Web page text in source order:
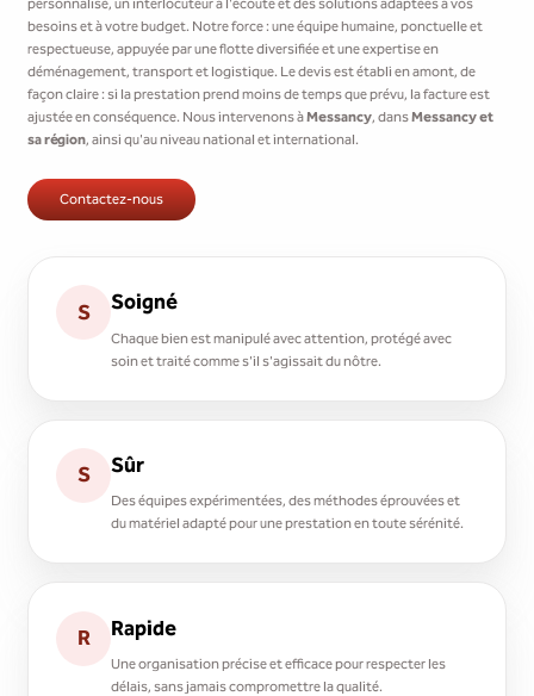
personnalisé, un interlocuteur à l'écoute et des solutions adaptées à vos
besoins et à votre budget. Notre force : une équipe humaine, ponctuelle et
respectueuse, appuyée par une flotte diversifiée et une expertise en
déménagement, transport et logistique. Le devis est établi en amont, de
façon claire : si la prestation prend moins de temps que prévu, la facture est
ajustée en conséquence. Nous intervenons àMessancy, dansMessancy et
sa région, ainsi qu'au niveau national et international.
Contactez-nous
S Soigné
Chaque bien est manipulé avec attention, protégé avec
soin et traité comme s'il s'agissait du nôtre.
S Sûr
Des équipes expérimentées, des méthodes éprouvées et
du matériel adapté pour une prestation en toute sérénité.
R Rapide
Une organisation précise et efficace pour respecter les
délais, sans jamais compromettre la qualité.